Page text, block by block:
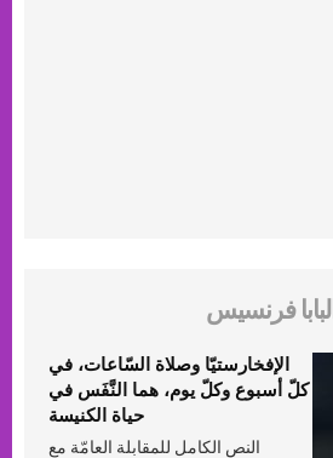
البابا فرنسيس
الإفخارستيّا وصلاة السّاعات، في
كلّ أسبوع وكلّ يوم، هما النَّفَس في
حياة الكنيسة
النص الكامل للمقابلة العامّة مع